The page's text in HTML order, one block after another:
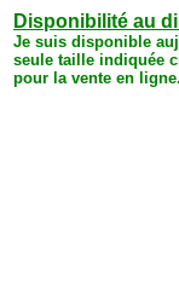
Disponibilité au
Je suis disponible
seule taille indiquée
pour la vente en